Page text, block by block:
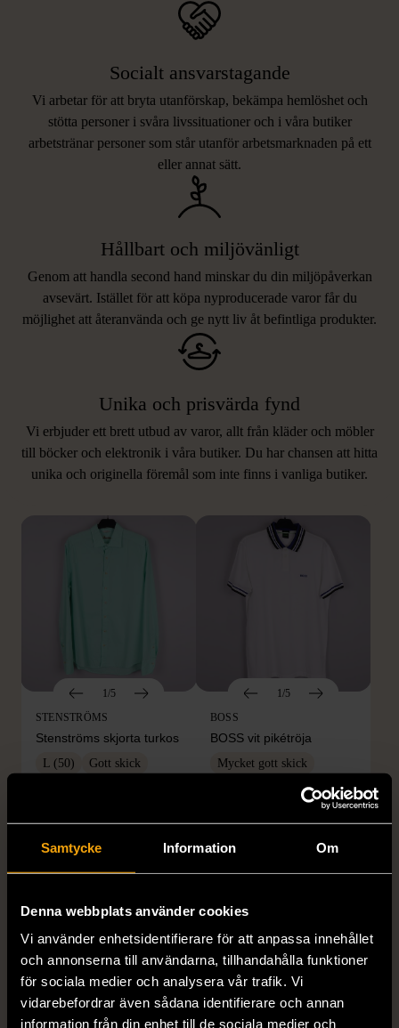
Samtycke Information Om
Denna webbplats använder cookies
Vi använder enhetsidentifierare för att anpassa innehållet
och annonserna till användarna, tillhandahålla funktioner
för sociala medier och analysera vår trafik. Vi
vidarebefordrar även sådana identifierare och annan
information från din enhet till de sociala medier och
Socialt ansvarstagande
Vi arbetar för att bryta utanförskap, bekämpa hemlöshet och
stötta personer i svåra livssituationer och i våra butiker
arbetstränar personer som står utanför arbetsmarknaden på ett
eller annat sätt.
Hållbart och miljövänligt
Genom att handla second hand minskar du din miljöpåverkan
avsevärt. Istället för att köpa nyproducerade varor får du
möjlighet att återanvända och ge nytt liv åt befintliga produkter.
Unika och prisvärda fynd
Vi erbjuder ett brett utbud av varor, allt från kläder och möbler
till böcker och elektronik i våra butiker. Du har chansen att hitta
unika och originella föremål som inte finns i vanliga butiker.
LIKNANDE PRODUKTER
Hitta produkter som påminner om denna
1/5
STENSTRÖMS
Stenströms skjorta turkos
L (50) Gott skick
1/5
BOSS
BOSS vit pikétröja
Mycket gott skick
1/5
1/5